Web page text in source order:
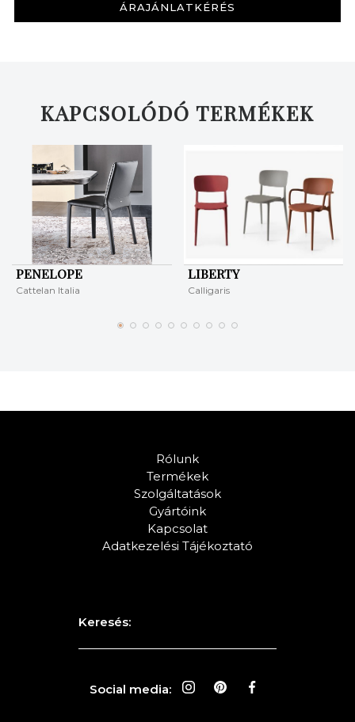
ÁRAJÁNLATKÉRÉS
KAPCSOLÓDÓ TERMÉKEK
PENELOPE
Cattelan Italia
LIBERTY
Calligaris
Rólunk
Termékek
Szolgáltatások
Gyártóink
Kapcsolat
Adatkezelési Tájékoztató
Keresés:
Social media: